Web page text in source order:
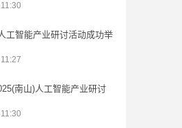
工智能产业研讨活动成功举
南山)人工智能产业研讨